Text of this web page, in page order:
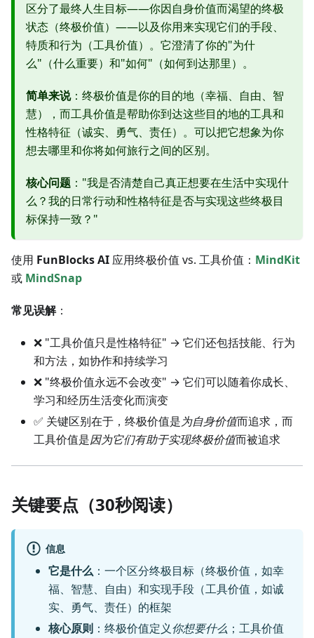
区分了最终人生目标——你因自身价值而渴望的终极
状态（终极价值）——以及你用来实现它们的手段、
特质和行为（工具价值）。它澄清了你的"为什
么"（什么重要）和"如何"（如何到达那里）。
简单来说：终极价值是你的目的地（幸福、自由、智
慧），而工具价值是帮助你到达这些目的地的工具和
性格特征（诚实、勇气、责任）。可以把它想象为你
想去哪里和你将如何旅行之间的区别。
核心问题 ："我是否清楚自己真正想要在生活中实现什
么？我的日常行动和性格特征是否与实现这些终极目
标保持一致？"
使用 FunBlocks AI 应用终极价值 vs. 工具价值： MindKit
或 MindSnap
常见误解：
❌ "工具价值只是性格特征" → 它们还包括技能、行为
和方法，如协作和持续学习
❌ "终极价值永远不会改变" → 它们可以随着你成长、
学习和经历生活变化而演变
✅ 关键区别在于，终极价值是为自身价值而追求，而
工具价值是因为它们有助于实现终极价值而被追求
关键要点（30秒阅读）
信息
它是什么 ：一个区分终极目标（终极价值，如幸
福、智慧、自由）和实现手段（工具价值，如诚
实、勇气、责任）的框架
核心原则 ：终极价值定义你想要什么 ；工具价值